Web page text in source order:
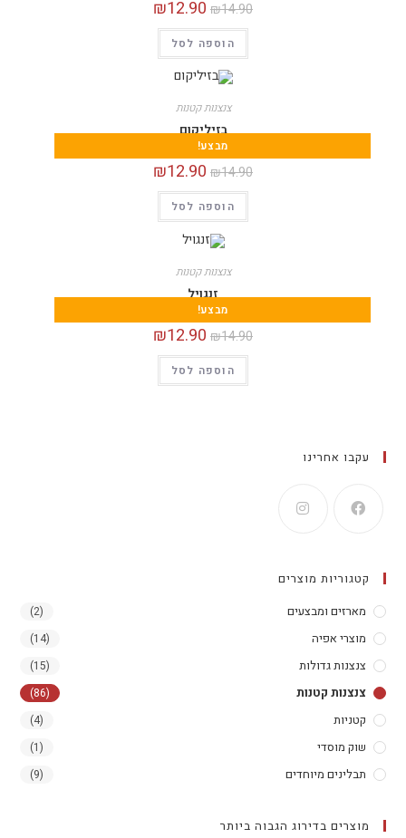
₪14.90
₪12.90
הוספה לסל
מבצע!
צנצנות קטנות
בזיליקום
₪14.90
₪12.90
הוספה לסל
מבצע!
צנצנות קטנות
זנגויל
₪14.90
₪12.90
הוספה לסל
עקבו אחרינו
קטגוריות מוצרים
מארזים ומבצעים
(2)
מוצרי אפיה (14)
צנצנות גדולות (15)
צנצנות קטנות (86)
קטניות (4)
שוק מוסדי (1)
תבלינים מיוחדים (9)
מוצרים בדירוג הגבוה ביותר